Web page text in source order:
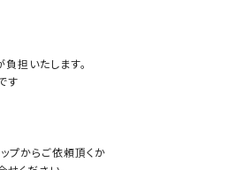
担いたします。
す
プからご依頼頂くか